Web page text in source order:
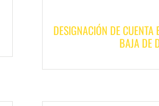
DESIGNACIÓN DE
BAJA DE